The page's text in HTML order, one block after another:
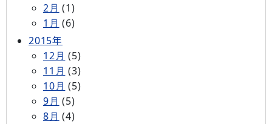
2月 (1)
1月 (6)
2015年
12月 (5)
11月 (3)
10月 (5)
9月 (5)
8月 (4)